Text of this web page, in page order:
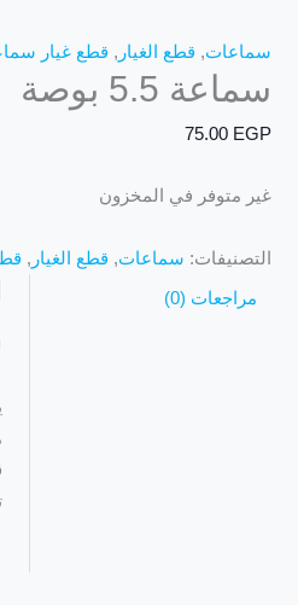
سماعات, قطع الغيار , قطع غيار
سماعة 5.5 بوصة
75.00 EGP
غير متوفر في المخزون
التصنيفات: سماعات, قطع الغيار ,
مراجعات (0)